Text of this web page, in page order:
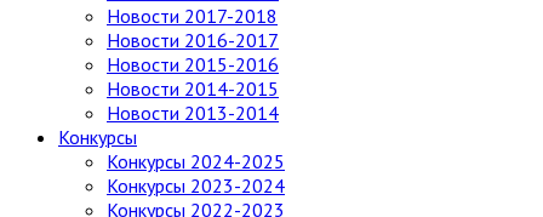
Новости 2017-2018
Новости 2016-2017
Новости 2015-2016
Новости 2014-2015
Новости 2013-2014
Конкурсы
Конкурсы 2024-2025
Конкурсы 2023-2024
Конкурсы 2022-2023